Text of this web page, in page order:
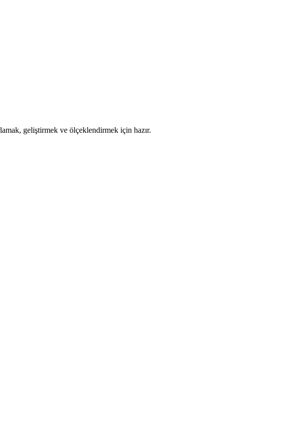
geliştirmek ve ölçeklendirmek için hazır.